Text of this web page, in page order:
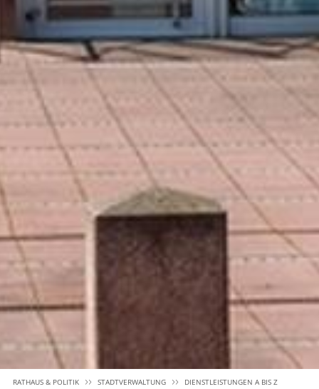
RATHAUS & POLITIK STADTVERWALTUNG DIENSTLEISTUNGEN A BIS Z